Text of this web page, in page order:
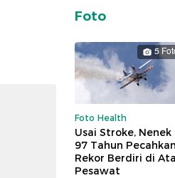
Foto
5
Foto Health
Usai Stroke, Nenek
97 Tahun Pecahkan
Rekor Berdiri di
Pesawat